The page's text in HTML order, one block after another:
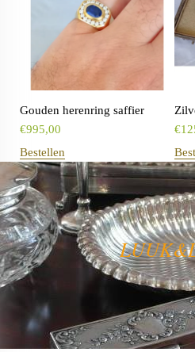
Gouden herenring saffier
€995,00
Bestellen
€